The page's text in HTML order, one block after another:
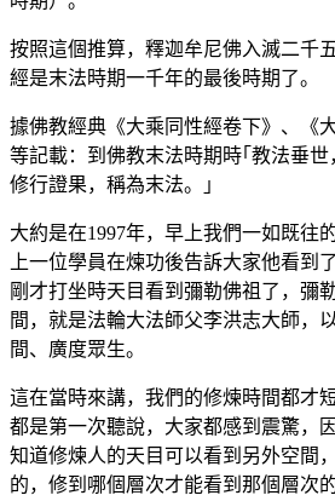
按照這個推算，釋迦牟尼佛入滅二千
經是末法時期一千年的最後時期了。
據佛教經典《大乘同性經卷下》、《
等記載：到佛教末法時期時｢教法垂
修行證果，稱為末法。｣
大約是在1997年，早上我們一如既往
上一位學員在煉功後告訴大家他看到
剛才打坐時天目看到彌勒佛祖了，彌
間，就是法輪大法師父李洪志大師，
間、廣度眾生。
這在當時來講，我們的修煉時間都才
都是第一次聽說，大家都感到震驚，
知道修煉人的天目可以看到另外空間
的，修到哪個層次才能看到那個層次